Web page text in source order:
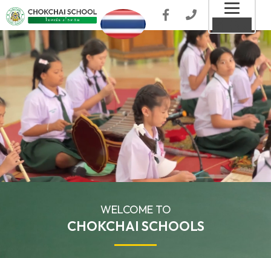
WELCOME TO
CHOKCHAI SCHOOLS